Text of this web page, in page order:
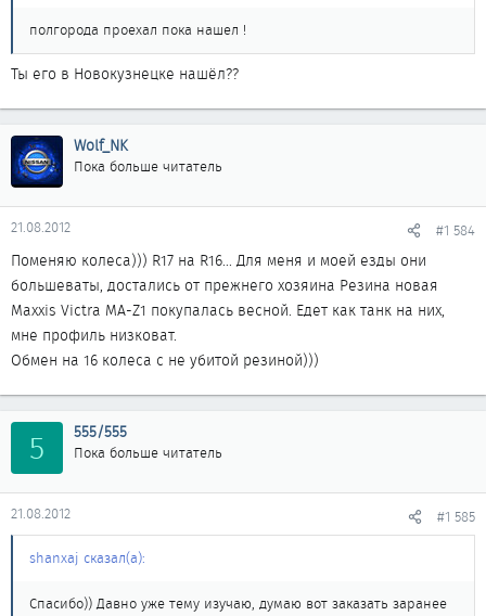
полгорода проехал пока нашел !
Ты его в Новокузнецке нашёл??
Wolf_NK
Пока больше читатель
21.08.2012 #1 584
Поменяю колеса))) R17 на R16... Для меня и моей езды они
большеваты, достались от прежнего хозяина Резина новая
Maxxis Victra MA-Z1 покупалась весной. Едет как танк на них,
мне профиль низковат.
Обмен на 16 колеса с не убитой резиной)))
5 555/555
Пока больше читатель
21.08.2012 #1 585
shanxaj сказал(а):
Спасибо)) Давно уже тему изучаю, думаю вот заказать заранее